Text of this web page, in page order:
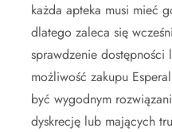
każda apteka musi mieć
dlatego zaleca się
sprawdzenie
możliwość zakupu
być wygodnym
dyskrecję lub mających